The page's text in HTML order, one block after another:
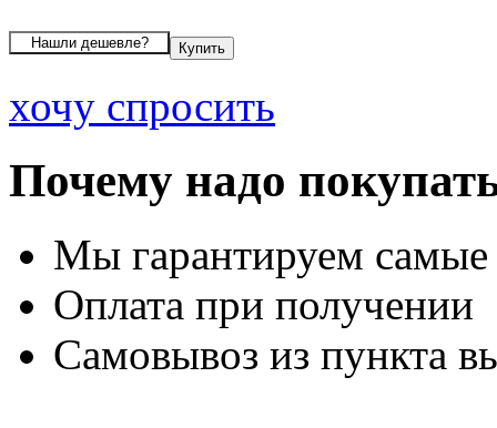
хочу спросить
Почему надо
Мы гарантируем
Оплата при получении
Самовывоз из пункта